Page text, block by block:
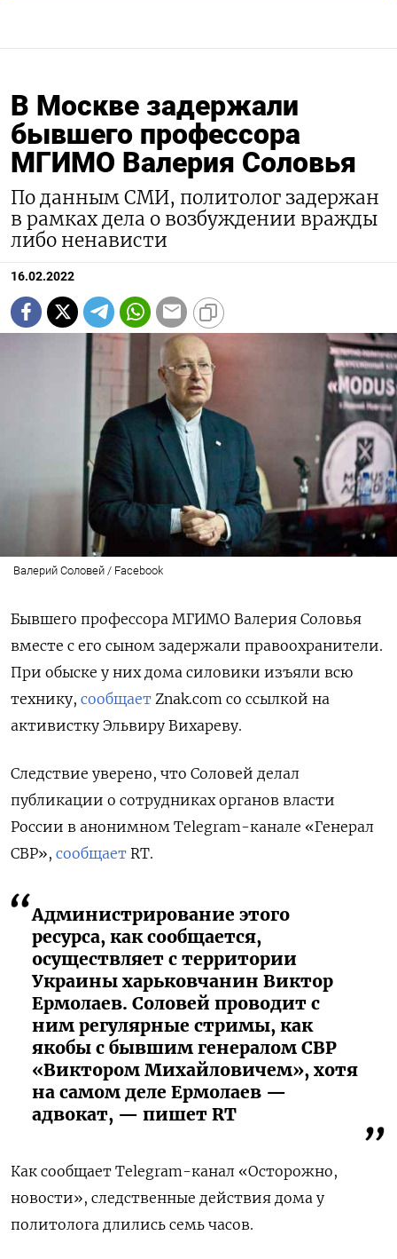
В Москве задержали
бывшего профессора
МГИМО Валерия Соловья
По данным СМИ, политолог задержан
в рамках дела о возбуждении вражды
либо ненависти
16.02.2022
Валерий Соловей / Facebook
Бывшего профессора МГИМО Валерия Соловья
вместе с его сыном задержали правоохранители.
При обыске у них дома силовики изъяли всю
технику, сообщает Znak.com со ссылкой на
активистку Эльвиру Вихареву.
Следствие уверено, что Соловей делал
публикации о сотрудниках органов власти
России в анонимном Telegram-канале «Генерал
СВР», сообщает RT.
Администрирование этого
ресурса, как сообщается,
осуществляет с территории
Украины харьковчанин Виктор
Ермолаев. Соловей проводит с
ним регулярные стримы, как
якобы с бывшим генералом СВР
«Виктором Михайловичем», хотя
на самом деле Ермолаев —
адвокат, — пишет RT
Как сообщает Telegram-канал «Осторожно,
новости», следственные действия дома у
политолога длились семь часов.